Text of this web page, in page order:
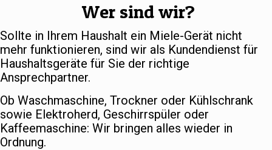
Wer sind wir?
Sollte in Ihrem Haushalt ein Miele-Gerät nicht
mehr funktionieren, sind wir als Kundendienst für
Haushaltsgeräte für Sie der richtige
Ansprechpartner.
Ob Waschmaschine, Trockner oder Kühlschrank
sowie Elektroherd, Geschirrspüler oder
Kaffeemaschine: Wir bringen alles wieder in
Ordnung.